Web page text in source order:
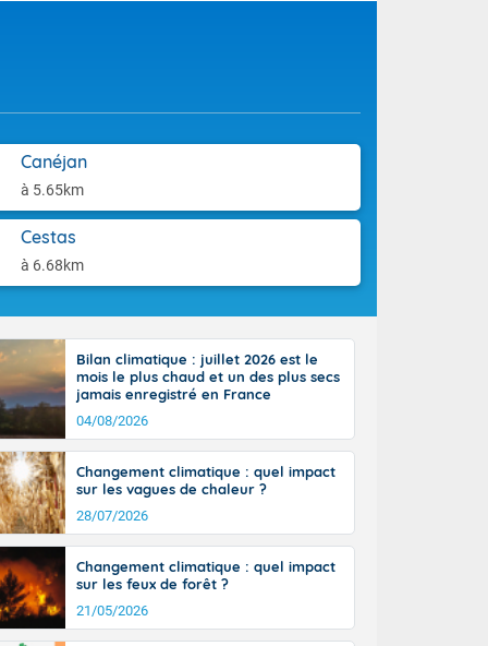
Rafales
atteignant
Canéjan
à 5.65km
Cestas
à 6.68km
circulent le
sur
voilé sur
littoral
vers le
le ciel
entre
en Anjou.
pointes
Bilan climatique : juillet 2026 est le
mois le plus chaud et un des plus secs
jamais enregistré en France
04/08/2026
Changement climatique : quel impact
sur les vagues de chaleur ?
28/07/2026
Changement climatique : quel impact
sur les feux de forêt ?
21/05/2026